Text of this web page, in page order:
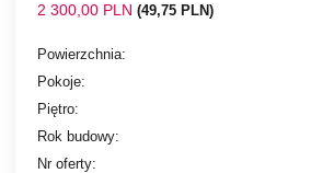
2 300,00 PLN (49,75 PLN)
Powierzchnia:
Pokoje:
Piętro:
Rok budowy:
Nr oferty: